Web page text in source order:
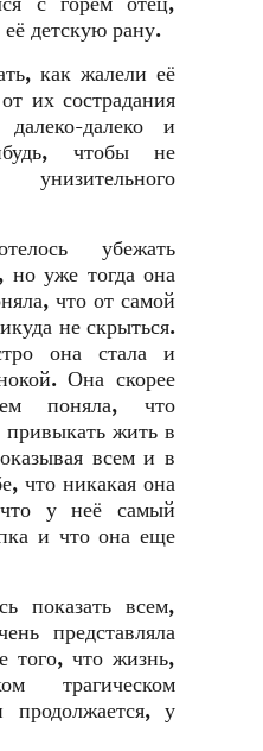
её детскую рану.
как жалели её
их сострадания
далеко-далеко и
чтобы не
убежать
но уже тогда она
что от самой
не скрыться.
она стала и
Она скорее
поняла, что
привыкать жить в
всем и в
что никакая она
у неё самый
и что она еще
показать всем,
представляла
того, что жизнь,
трагическом
продолжается, у